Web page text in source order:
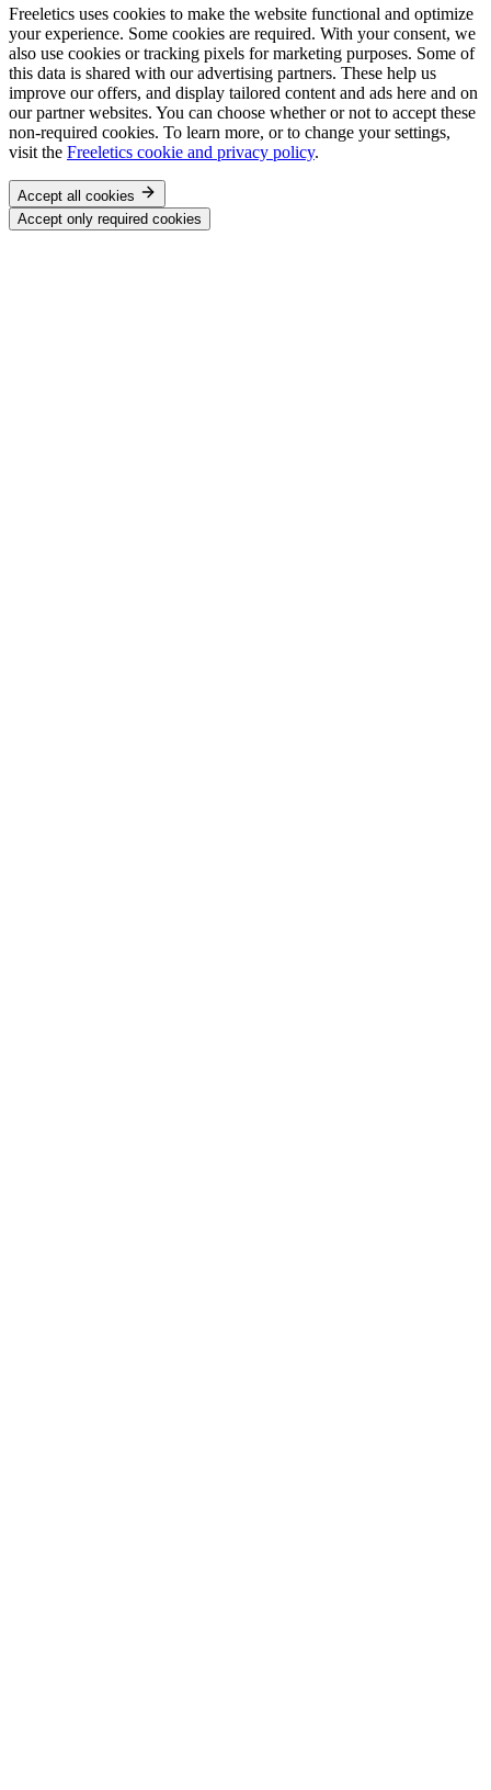
Freeletics uses cookies to make the website functional and optimize
your experience. Some cookies are required. With your consent, we
also use cookies or tracking pixels for marketing purposes. Some of
this data is shared with our advertising partners. These help us
improve our offers, and display tailored content and ads here and on
our partner websites. You can choose whether or not to accept these
non-required cookies. To learn more, or to change your settings,
visit the Freeletics cookie and privacy policy.
Accept all cookies
Accept only required cookies